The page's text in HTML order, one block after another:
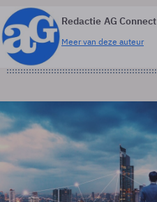
Redactie AG Connect
Meer van deze auteur